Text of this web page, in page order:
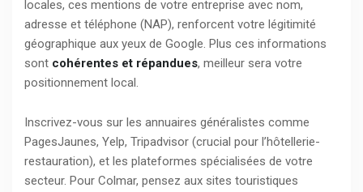
locales, ces mentions de votre entreprise avec nom,
adresse et téléphone (NAP), renforcent votre légitimité
géographique aux yeux de Google. Plus ces informations
sont cohérentes et répandues, meilleur sera votre
positionnement local.
Inscrivez-vous sur les annuaires généralistes comme
PagesJaunes, Yelp, Tripadvisor (crucial pour l’hôtellerie-
restauration), et les plateformes spécialisées de votre
secteur. Pour Colmar, pensez aux sites touristiques